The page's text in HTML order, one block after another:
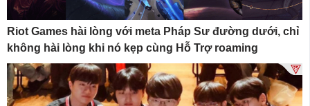
Riot Games hài lòng với meta Pháp Sư đường dưới, chỉ
không hài lòng khi nó kẹp cùng Hỗ Trợ roaming